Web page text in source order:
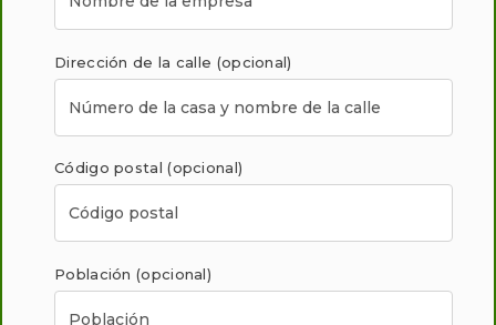
Dirección de la calle (opcional)
Código postal(opcional)
Población (opcional)